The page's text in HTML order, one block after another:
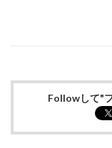
Followして"